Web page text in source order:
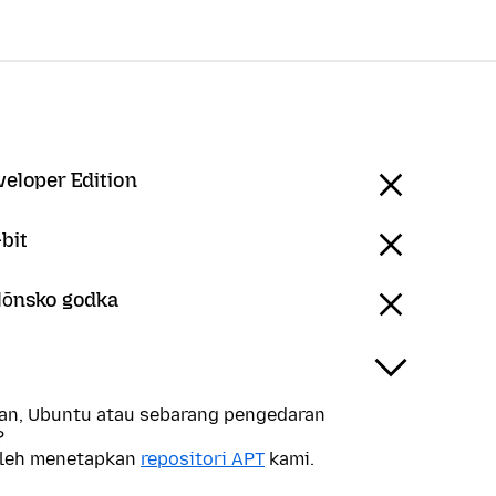
Edition
godka
Ubuntu atau sebarang pengedaran
menetapkan repositori APT kami.